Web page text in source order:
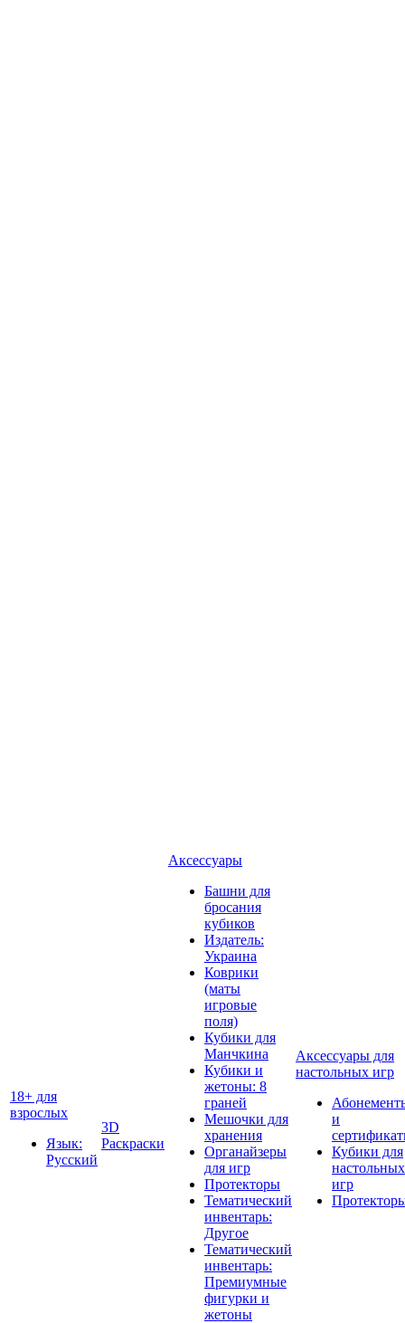
18+ для
взрослых
Язык:
Русский
3D
Раскраски
Аксессуары
Башни для
бросания
кубиков
Издатель:
Украина
Коврики
(маты
игровые
поля)
Кубики для
Манчкина
Кубики и
жетоны: 8
граней
Мешочки для
хранения
Органайзеры
для игр
Протекторы
Тематический
инвентарь:
Другое
Тематический
инвентарь:
Премиумные
фигурки и
жетоны
Аксессуары для
настольных игр
и
Кубики для
настольных
игр